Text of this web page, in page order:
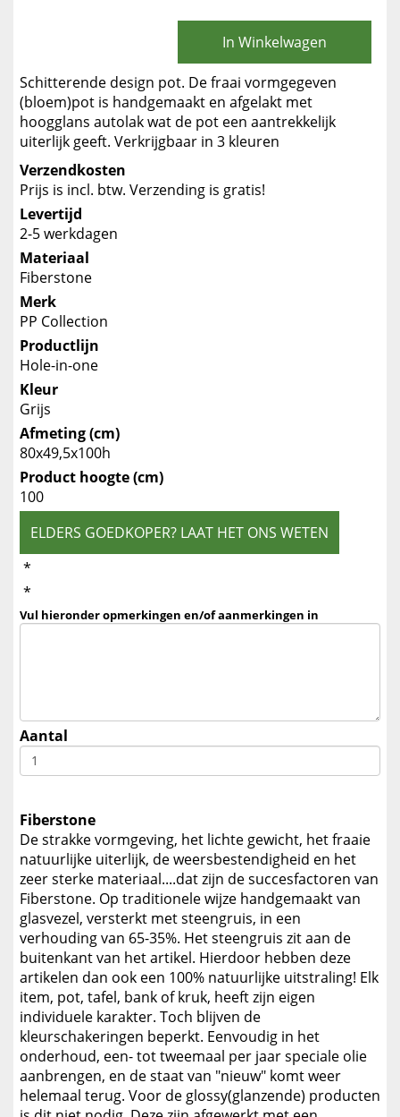
In Winkelwagen
Schitterende design pot. De fraai vormgegeven
(bloem)pot is handgemaakt en afgelakt met
hoogglans autolak wat de pot een aantrekkelijk
uiterlijk geeft. Verkrijgbaar in 3 kleuren
Verzendkosten
Prijs is incl. btw. Verzending is gratis!
Levertijd
2-5 werkdagen
Materiaal
Fiberstone
Merk
PP Collection
Productlijn
Hole-in-one
Kleur
Grijs
Afmeting (cm)
80x49,5x100h
Product hoogte (cm)
100
ELDERS GOEDKOPER? LAAT HET ONS WETEN
*
*
Vul hieronder opmerkingen en/of aanmerkingen in
Aantal
Fiberstone
De strakke vormgeving, het lichte gewicht, het fraaie
natuurlijke uiterlijk, de weersbestendigheid en het
zeer sterke materiaal....dat zijn de succesfactoren van
Fiberstone. Op traditionele wijze handgemaakt van
glasvezel, versterkt met steengruis, in een
verhouding van 65-35%. Het steengruis zit aan de
buitenkant van het artikel. Hierdoor hebben deze
artikelen dan ook een 100% natuurlijke uitstraling! Elk
item, pot, tafel, bank of kruk, heeft zijn eigen
individuele karakter. Toch blijven de
kleurschakeringen beperkt. Eenvoudig in het
onderhoud, een- tot tweemaal per jaar speciale olie
aanbrengen, en de staat van "nieuw" komt weer
helemaal terug. Voor de glossy(glanzende) producten